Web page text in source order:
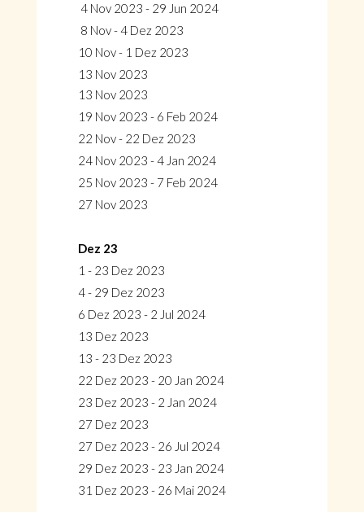
4 Nov 2023 - 29 Jun 2024
8 Nov - 4 Dez 2023
10 Nov - 1 Dez 2023
13 Nov 2023
13 Nov 2023
19 Nov 2023 - 6 Feb 2024
22 Nov - 22 Dez 2023
24 Nov 2023 - 4 Jan 2024
25 Nov 2023 - 7 Feb 2024
27 Nov 2023
Dez 23
1 - 23 Dez 2023
4 - 29 Dez 2023
6 Dez 2023 - 2 Jul 2024
13 Dez 2023
13 - 23 Dez 2023
22 Dez 2023 - 20 Jan 2024
23 Dez 2023 - 2 Jan 2024
27 Dez 2023
27 Dez 2023 - 26 Jul 2024
29 Dez 2023 - 23 Jan 2024
31 Dez 2023 - 26 Mai 2024